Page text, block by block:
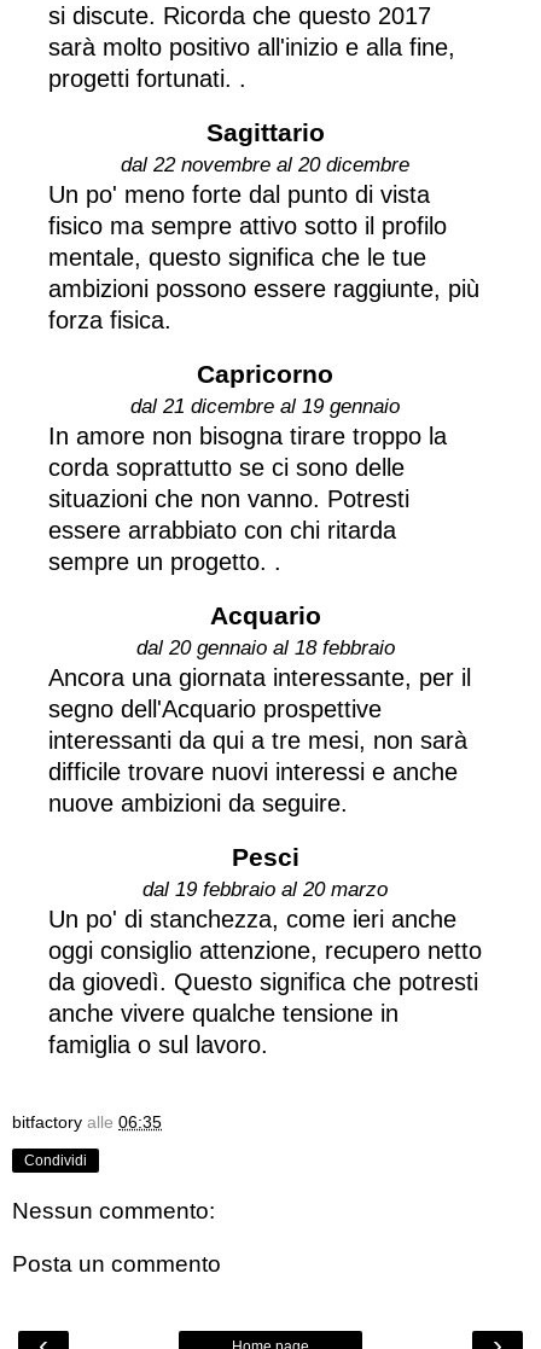
si discute. Ricorda che questo 2017
sarà molto positivo all'inizio e alla fine,
progetti fortunati. .
Sagittario
dal 22 novembre al 20 dicembre
Un po' meno forte dal punto di vista
fisico ma sempre attivo sotto il profilo
mentale, questo significa che le tue
ambizioni possono essere raggiunte, più
forza fisica.
Capricorno
dal 21 dicembre al 19 gennaio
In amore non bisogna tirare troppo la
corda soprattutto se ci sono delle
situazioni che non vanno. Potresti
essere arrabbiato con chi ritarda
sempre un progetto. .
Acquario
dal 20 gennaio al 18 febbraio
Ancora una giornata interessante, per il
segno dell'Acquario prospettive
interessanti da qui a tre mesi, non sarà
difficile trovare nuovi interessi e anche
nuove ambizioni da seguire.
Pesci
dal 19 febbraio al 20 marzo
Un po' di stanchezza, come ieri anche
oggi consiglio attenzione, recupero netto
da giovedì. Questo significa che potresti
anche vivere qualche tensione in
famiglia o sul lavoro.
bitfactory alle 06:35
Condividi
Nessun commento:
Posta un commento